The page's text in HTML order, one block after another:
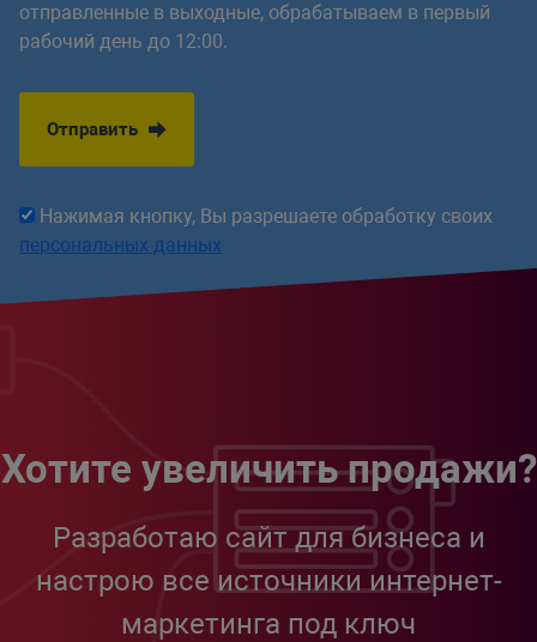
отправленные в выходные, обрабатываем в первый
рабочий день до 12:00.
Отправить
Нажимая кнопку, Вы разрешаете обработку своих
персональных данных
Хотите увеличить продажи?
Разработаю сайт для бизнеса и
настрою все источники интернет-
маркетинга под ключ